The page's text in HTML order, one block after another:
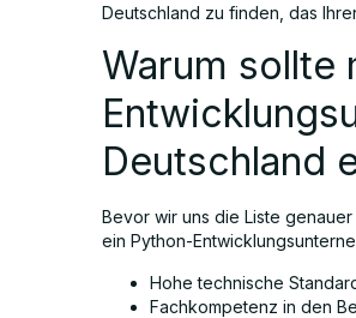
Deutschland zu finden, das
Warum sollte
Deutschland
Bevor wir uns die Liste
ein Python-
Hohe technische
Fachkompetenz in den